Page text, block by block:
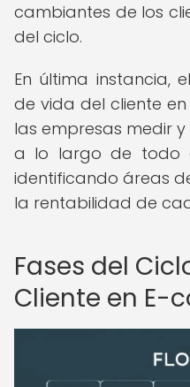
cambiantes de los
del ciclo.
En última instancia,
de vida del cliente
las empresas medir
a lo largo de todo
identificando áreas
la rentabilidad de
Fases del
Cliente en E-